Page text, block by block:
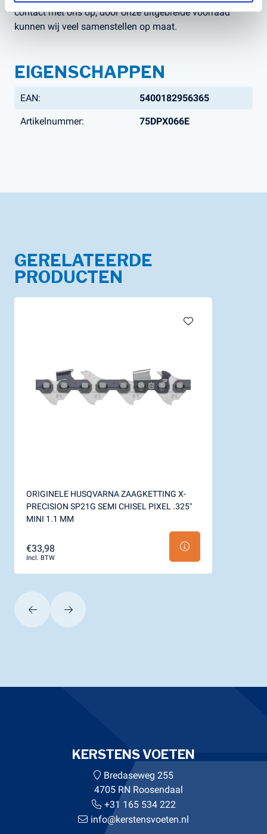
contact met ons op, door onze uitgebreide voorraad
kunnen wij veel samenstellen op maat.
EIGENSCHAPPEN
EAN: 5400182956365
Artikelnummer: 75DPX066E
GERELATEERDE
PRODUCTEN
ORIGINELE HUSQVARNA ZAAGKETTING X-
PRECISION SP21G SEMI CHISEL PIXEL .325"
MINI 1.1 MM
€33,98
Incl. BTW
KERSTENS VOETEN
Bredaseweg 255
4705 RN Roosendaal
+31 165 534 222
info@kerstensvoeten.nl